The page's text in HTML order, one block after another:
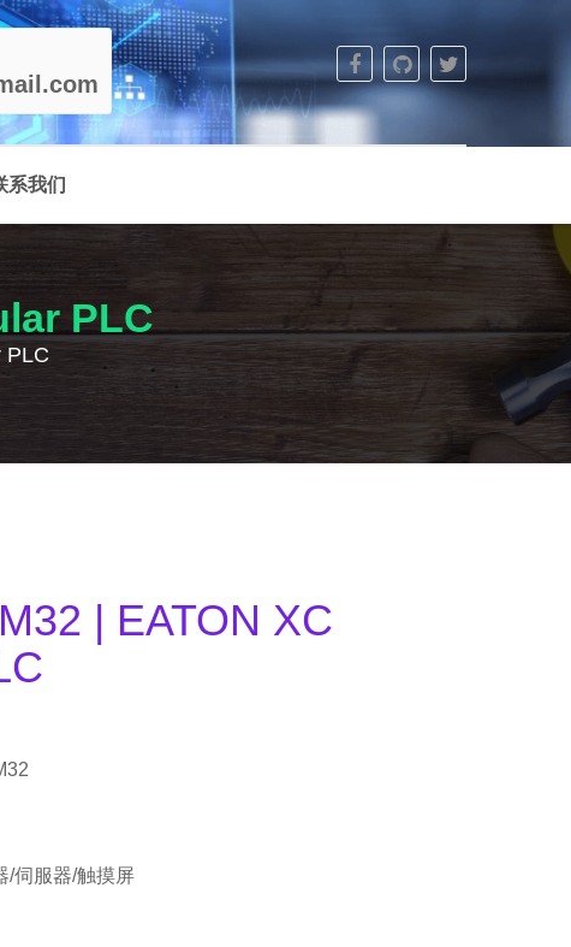
系我们
PLC
PLC
| EATON XC
/伺服器/触摸屏